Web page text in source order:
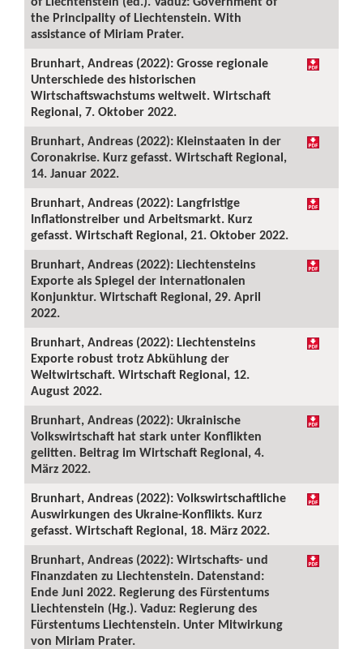
the Principality of Liechtenstein. With
assistance of Miriam Prater.
Brunhart, Andreas (2022): Grosse regionale
Unterschiede des historischen
Wirtschaftswachstums weltweit. Wirtschaft
Regional, 7. Oktober 2022.
Brunhart, Andreas (2022): Kleinstaaten in der
Coronakrise. Kurz gefasst. Wirtschaft Regional,
14. Januar 2022.
Brunhart, Andreas (2022): Langfristige
Inflationstreiber und Arbeitsmarkt. Kurz
gefasst. Wirtschaft Regional, 21. Oktober 2022.
Brunhart, Andreas (2022): Liechtensteins
Exporte als Spiegel der internationalen
Konjunktur. Wirtschaft Regional, 29. April
2022.
Brunhart, Andreas (2022): Liechtensteins
Exporte robust trotz Abkühlung der
Weltwirtschaft. Wirtschaft Regional, 12.
August 2022.
Brunhart, Andreas (2022): Ukrainische
Volkswirtschaft hat stark unter Konflikten
gelitten. Beitrag im Wirtschaft Regional, 4.
März 2022.
Brunhart, Andreas (2022): Volkswirtschaftliche
Auswirkungen des Ukraine-Konflikts. Kurz
gefasst. Wirtschaft Regional, 18. März 2022.
Brunhart, Andreas (2022): Wirtschafts- und
Finanzdaten zu Liechtenstein. Datenstand:
Ende Juni 2022. Regierung des Fürstentums
Liechtenstein (Hg.). Vaduz: Regierung des
Fürstentums Liechtenstein. Unter Mitwirkung
von Miriam Prater.